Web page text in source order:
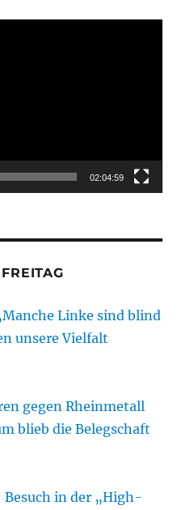
02:04:59
Linke sind blind
unsere Vielfalt
gegen Rheinmetall
blieb die Belegschaft
in der „High-